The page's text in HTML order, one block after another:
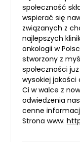
społeczność
wspierać się
związanych z
najlepszych
onkologii w
stworzony z
społeczności
wysokiej
Ci w walce z
odwiedzenia
cenne
Strona www: